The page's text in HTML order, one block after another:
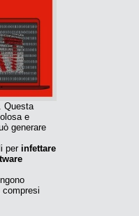
Questa
e
generare
per infettare
compresi